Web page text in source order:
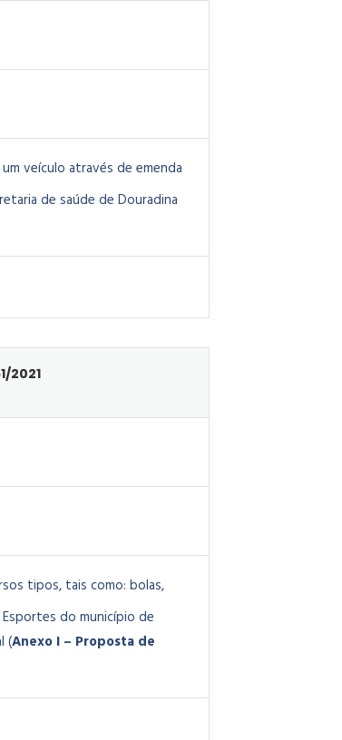
veículo através de emenda
de saúde de Douradina
2021
tipos, tais como: bolas,
do município de
(Anexo I – Proposta de